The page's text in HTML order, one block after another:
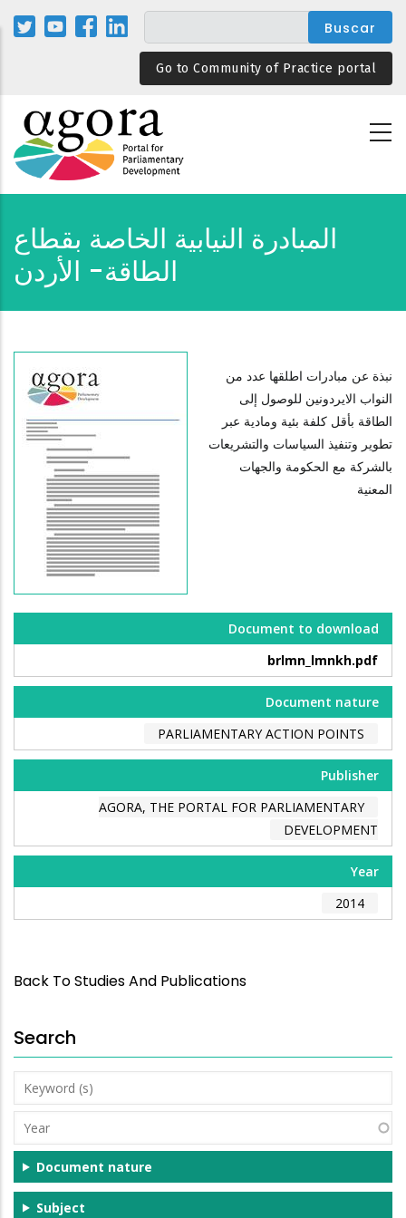
Pasar
Go to Community of Practice portal
المبادرة النيابية الخاصة بقطاع
الطاقة- الأردن
نبذة عن مبادرات اطلقها عدد من
النواب الايردونين للوصول إلى
الطاقة بأقل كلفة بئية ومادية عبر
تطوير وتنفيذ السياسات والتشريعات
بالشركة مع الحكومة والجهات
المعنية
Document to download
brlmn_lmnkh.pdf
Document nature
PARLIAMENTARY ACTION POINTS
Publisher
AGORA, THE PORTAL FOR PARLIAMENTARY
DEVELOPMENT
Year
2014
Back To Studies And Publications
Search
Keyword
(s)
Year
Document nature
Subject